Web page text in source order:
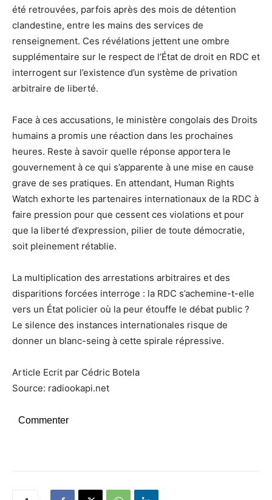
été retrouvées, parfois après des mois de détention
clandestine, entre les mains des services de
renseignement. Ces révélations jettent une ombre
supplémentaire sur le respect de l’État de droit en RDC et
interrogent sur l’existence d’un système de privation
arbitraire de liberté.
Face à ces accusations, le ministère congolais des Droits
humains a promis une réaction dans les prochaines
heures. Reste à savoir quelle réponse apportera le
gouvernement à ce qui s’apparente à une mise en cause
grave de ses pratiques. En attendant, Human Rights
Watch exhorte les partenaires internationaux de la RDC à
faire pression pour que cessent ces violations et pour
que la liberté d’expression, pilier de toute démocratie,
soit pleinement rétablie.
La multiplication des arrestations arbitraires et des
disparitions forcées interroge : la RDC s’achemine-t-elle
vers un État policier où la peur étouffe le débat public ?
Le silence des instances internationales risque de
donner un blanc-seing à cette spirale répressive.
Article Ecrit par Cédric Botela
Source: radiookapi.net
Commenter